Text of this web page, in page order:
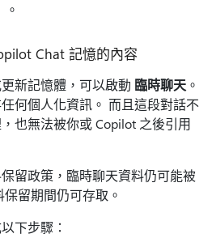
。
Chat 記憶的內容
新記憶體，可以啟動 臨時聊天 。
何個人化資訊。 而且這段對話不
也無法被你或 Copilot 之後引用
留政策，臨時聊天資料仍可能被
留期間仍可存取。
下步驟：